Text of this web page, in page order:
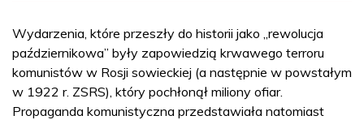
Wydarzenia, które przeszły do historii jako „rewolucja
październikowa” były zapowiedzią krwawego terroru
komunistów w Rosji sowieckiej (a następnie w powstałym
w 1922 r. ZSRS), który pochłonął miliony ofiar.
Propaganda komunistyczna przedstawiała natomiast